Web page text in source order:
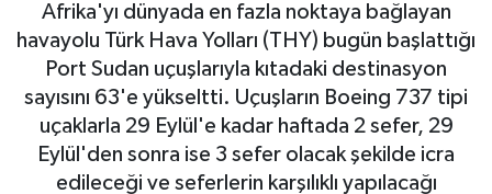
Afrika'yı dünyada en fazla noktaya bağlayan
havayolu Türk Hava Yolları (THY) bugün başlattığı
Port Sudan uçuşlarıyla kıtadaki destinasyon
sayısını 63'e yükseltti. Uçuşların Boeing 737 tipi
uçaklarla 29 Eylül'e kadar haftada 2 sefer, 29
Eylül'den sonra ise 3 sefer olacak şekilde icra
edileceği ve seferlerin karşılıklı yapılacağı